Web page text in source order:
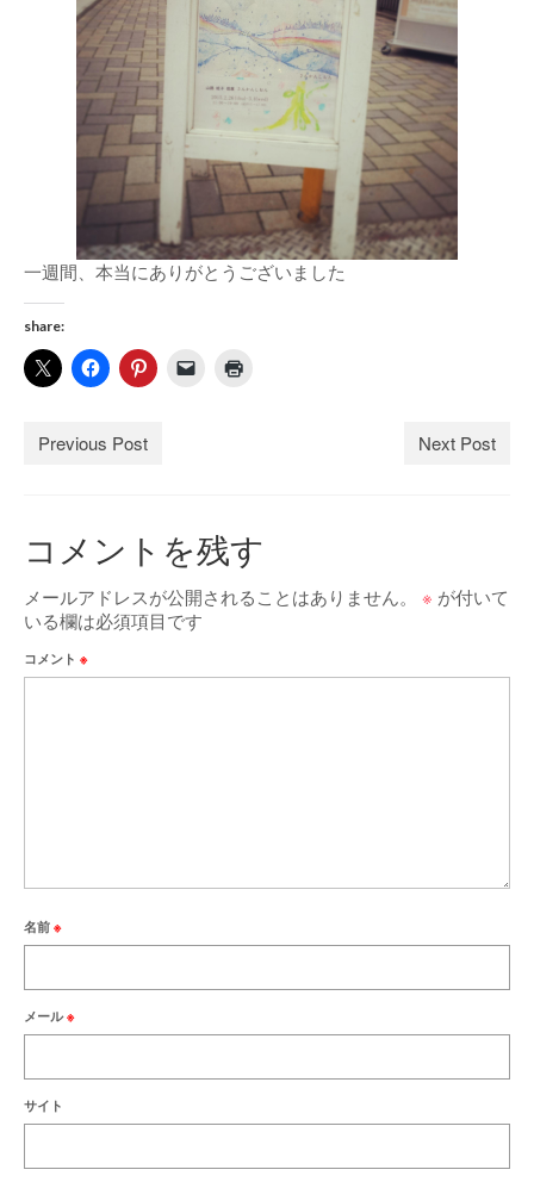
一週間、本当にありがとうございました
share:
Previous Post Next Post
コメントを残す
メールアドレスが公開されることはありません。 ※ が付いて
いる欄は必須項目です
コメント ※
名前 ※
メール※
サイト